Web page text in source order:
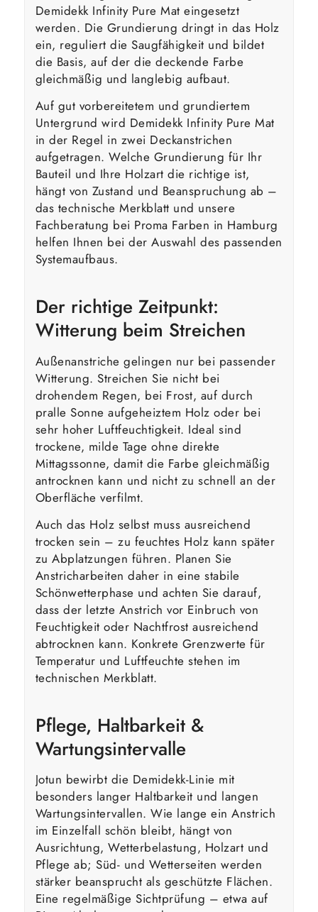
Demidekk Infinity Pure Mat eingesetzt
werden. Die Grundierung dringt in das Holz
ein, reguliert die Saugfähigkeit und bildet
die Basis, auf der die deckende Farbe
gleichmäßig und langlebig aufbaut.
Auf gut vorbereitetem und grundiertem
Untergrund wird Demidekk Infinity Pure Mat
in der Regel in zwei Deckanstrichen
aufgetragen. Welche Grundierung für Ihr
Bauteil und Ihre Holzart die richtige ist,
hängt von Zustand und Beanspruchung ab –
das technische Merkblatt und unsere
Fachberatung bei Proma Farben in Hamburg
helfen Ihnen bei der Auswahl des passenden
Systemaufbaus.
Der richtige Zeitpunkt:
Witterung beim Streichen
Außenanstriche gelingen nur bei passender
Witterung. Streichen Sie nicht bei
drohendem Regen, bei Frost, auf durch
pralle Sonne aufgeheiztem Holz oder bei
sehr hoher Luftfeuchtigkeit. Ideal sind
trockene, milde Tage ohne direkte
Mittagssonne, damit die Farbe gleichmäßig
antrocknen kann und nicht zu schnell an der
Oberfläche verfilmt.
Auch das Holz selbst muss ausreichend
trocken sein – zu feuchtes Holz kann später
zu Abplatzungen führen. Planen Sie
Anstricharbeiten daher in eine stabile
Schönwetterphase und achten Sie darauf,
dass der letzte Anstrich vor Einbruch von
Feuchtigkeit oder Nachtfrost ausreichend
abtrocknen kann. Konkrete Grenzwerte für
Temperatur und Luftfeuchte stehen im
technischen Merkblatt.
Pflege, Haltbarkeit &
Wartungsintervalle
Jotun bewirbt die Demidekk-Linie mit
besonders langer Haltbarkeit und langen
Wartungsintervallen. Wie lange ein Anstrich
im Einzelfall schön bleibt, hängt von
Ausrichtung, Wetterbelastung, Holzart und
Pflege ab; Süd- und Wetterseiten werden
stärker beansprucht als geschützte Flächen.
Eine regelmäßige Sichtprüfung – etwa auf